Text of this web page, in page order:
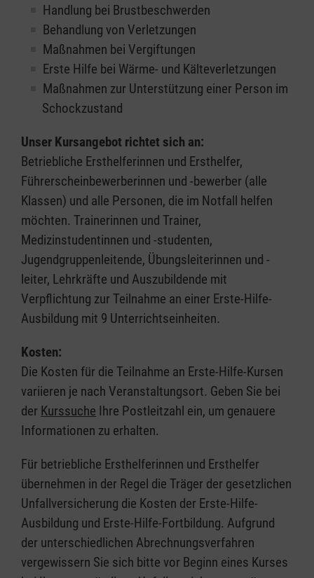
Handlung bei Brustbeschwerden
Behandlung von Verletzungen
Maßnahmen bei Vergiftungen
Erste Hilfe bei Wärme- und Kälteverletzungen
Maßnahmen zur Unterstützung einer Person im
Schockzustand
Unser Kursangebot richtet sich an:
Betriebliche Ersthelferinnen und Ersthelfer,
Führerscheinbewerberinnen und -bewerber (alle
Klassen) und alle Personen, die im Notfall helfen
möchten. Trainerinnen und Trainer,
Medizinstudentinnen und -studenten,
Jugendgruppenleitende, Übungsleiterinnen und -
leiter, Lehrkräfte und Auszubildende mit
Verpflichtung zur Teilnahme an einer Erste-Hilfe-
Ausbildung mit 9 Unterrichtseinheiten.
Kosten:
Die Kosten für die Teilnahme an Erste-Hilfe-Kursen
variieren je nach Veranstaltungsort. Geben Sie bei
der Kurssuche Ihre Postleitzahl ein, um genauere
Informationen zu erhalten.
Für betriebliche Ersthelferinnen und Ersthelfer
übernehmen in der Regel die Träger der gesetzlichen
Unfallversicherung die Kosten der Erste-Hilfe-
Ausbildung und Erste-Hilfe-Fortbildung. Aufgrund
der unterschiedlichen Abrechnungsverfahren
vergewissern Sie sich bitte vor Beginn eines Kurses